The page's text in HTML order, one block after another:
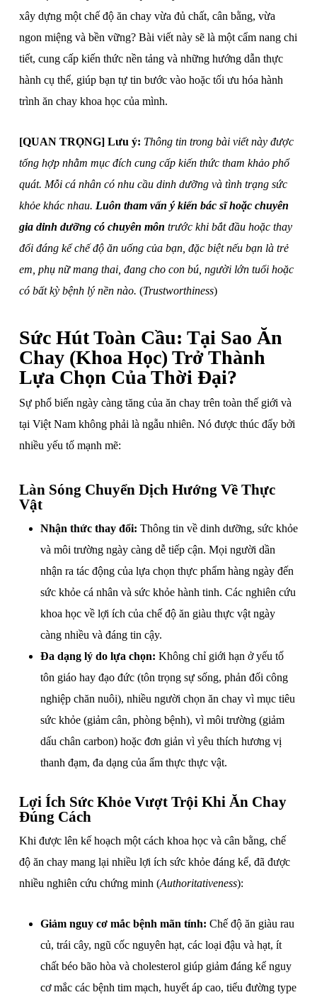
xây dựng một chế độ ăn chay vừa đủ chất, cân bằng, vừa
ngon miệng và bền vững? Bài viết này sẽ là một cẩm nang chi
tiết, cung cấp kiến thức nền tảng và những hướng dẫn thực
hành cụ thể, giúp bạn tự tin bước vào hoặc tối ưu hóa hành
trình ăn chay khoa học của mình.
[QUAN TRỌNG] Lưu ý: Thông tin trong bài viết này được
tổng hợp nhằm mục đích cung cấp kiến thức tham khảo phổ
quát. Mỗi cá nhân có nhu cầu dinh dưỡng và tình trạng sức
khỏe khác nhau. Luôn tham vấn ý kiến bác sĩ hoặc chuyên
gia dinh dưỡng có chuyên môn trước khi bắt đầu hoặc thay
đổi đáng kể chế độ ăn uống của bạn, đặc biệt nếu bạn là trẻ
em, phụ nữ mang thai, đang cho con bú, người lớn tuổi hoặc
có bất kỳ bệnh lý nền nào. (Trustworthiness)
Sức Hút Toàn Cầu: Tại Sao Ăn
Chay (Khoa Học) Trở Thành
Lựa Chọn Của Thời Đại?
Sự phổ biến ngày càng tăng của ăn chay trên toàn thế giới và
tại Việt Nam không phải là ngẫu nhiên. Nó được thúc đẩy bởi
nhiều yếu tố mạnh mẽ:
Làn Sóng Chuyển Dịch Hướng Về Thực
Vật
Nhận thức thay đổi: Thông tin về dinh dưỡng, sức khỏe
và môi trường ngày càng dễ tiếp cận. Mọi người dần
nhận ra tác động của lựa chọn thực phẩm hàng ngày đến
sức khỏe cá nhân và sức khỏe hành tinh. Các nghiên cứu
khoa học về lợi ích của chế độ ăn giàu thực vật ngày
càng nhiều và đáng tin cậy.
Đa dạng lý do lựa chọn: Không chỉ giới hạn ở yếu tố
tôn giáo hay đạo đức (tôn trọng sự sống, phản đối công
nghiệp chăn nuôi), nhiều người chọn ăn chay vì mục tiêu
sức khỏe (giảm cân, phòng bệnh), vì môi trường (giảm
dấu chân carbon) hoặc đơn giản vì yêu thích hương vị
thanh đạm, đa dạng của ẩm thực thực vật.
Lợi Ích Sức Khỏe Vượt Trội Khi Ăn Chay
Đúng Cách
Khi được lên kế hoạch một cách khoa học và cân bằng, chế
độ ăn chay mang lại nhiều lợi ích sức khỏe đáng kể, đã được
nhiều nghiên cứu chứng minh (Authoritativeness):
Giảm nguy cơ mắc bệnh mãn tính: Chế độ ăn giàu rau
củ, trái cây, ngũ cốc nguyên hạt, các loại đậu và hạt, ít
chất béo bão hòa và cholesterol giúp giảm đáng kể nguy
cơ mắc các bệnh tim mạch, huyết áp cao, tiểu đường type